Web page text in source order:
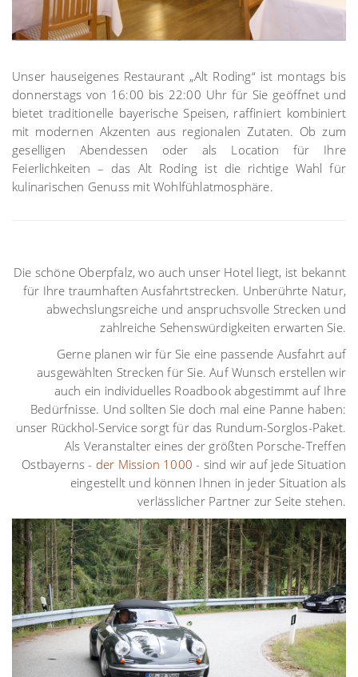
Unser hauseigenes Restaurant „Alt Roding“ ist montags bis
donnerstags von 16:00 bis 22:00 Uhr für Sie geöffnet und
bietet traditionelle bayerische Speisen, raffiniert kombiniert
mit modernen Akzenten aus regionalen Zutaten. Ob zum
geselligen Abendessen oder als Location für Ihre
Feierlichkeiten – das Alt Roding ist die richtige Wahl für
kulinarischen Genuss mit Wohlfühlatmosphäre.
Die schöne Oberpfalz, wo auch unser Hotel liegt, ist bekannt
für Ihre traumhaften Ausfahrtstrecken. Unberührte Natur,
abwechslungsreiche und anspruchsvolle Strecken und
zahlreiche Sehenswürdigkeiten erwarten Sie.
Gerne planen wir für Sie eine passende Ausfahrt auf
ausgewählten Strecken für Sie. Auf Wunsch erstellen wir
auch ein individuelles Roadbook abgestimmt auf Ihre
Bedürfnisse. Und sollten Sie doch mal eine Panne haben:
unser Rückhol-Service sorgt für das Rundum-Sorglos-Paket.
Als Veranstalter eines der größten Porsche-Treffen
Ostbayerns - der Mission 1000 - sind wir auf jede Situation
eingestellt und können Ihnen in jeder Situation als
verlässlicher Partner zur Seite stehen.